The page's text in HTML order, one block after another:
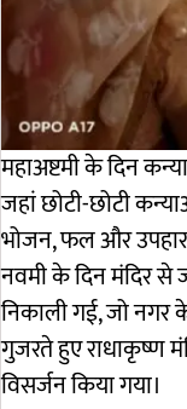
महाअष्टमी के दिन
जहां छोटी-छोटी
भोजन, फल और उपहार
नवमी के दिन मंदिर से
निकाली गई, जो नगर
गुजरते हुए राधाकृष्ण
विसर्जन किया गया।